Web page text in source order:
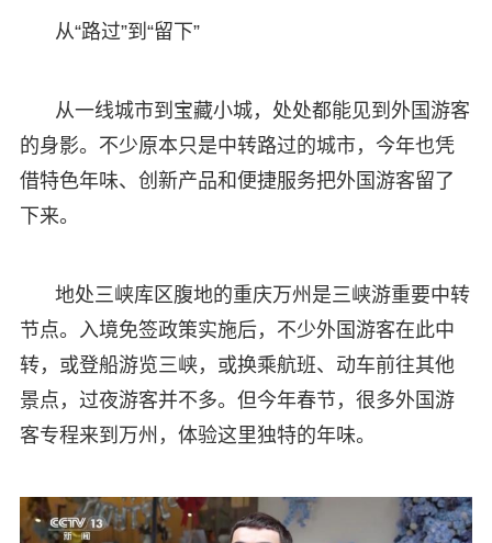
从“路过”到“留下”
从一线城市到宝藏小城，处处都能见到外国游客
的身影。不少原本只是中转路过的城市，今年也凭
借特色年味、创新产品和便捷服务把外国游客留了
下来。
地处三峡库区腹地的重庆万州是三峡游重要中转
节点。入境免签政策实施后，不少外国游客在此中
转，或登船游览三峡，或换乘航班、动车前往其他
景点，过夜游客并不多。但今年春节，很多外国游
客专程来到万州，体验这里独特的年味。